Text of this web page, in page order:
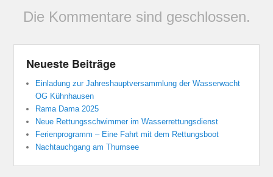
Die Kommentare sind geschlossen.
Neueste Beiträge
Einladung zur Jahreshauptversammlung der Wasserwacht
OG Kühnhausen
Rama Dama 2025
Neue Rettungsschwimmer im Wasserrettungsdienst
Ferienprogramm – Eine Fahrt mit dem Rettungsboot
Nachtauchgang am Thumsee